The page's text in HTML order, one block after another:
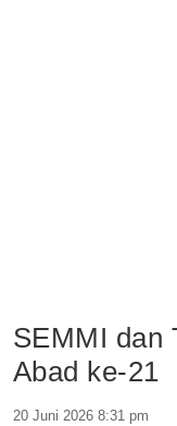
SEMMI dan
Abad ke-21
20 Juni 2026 8:31 pm